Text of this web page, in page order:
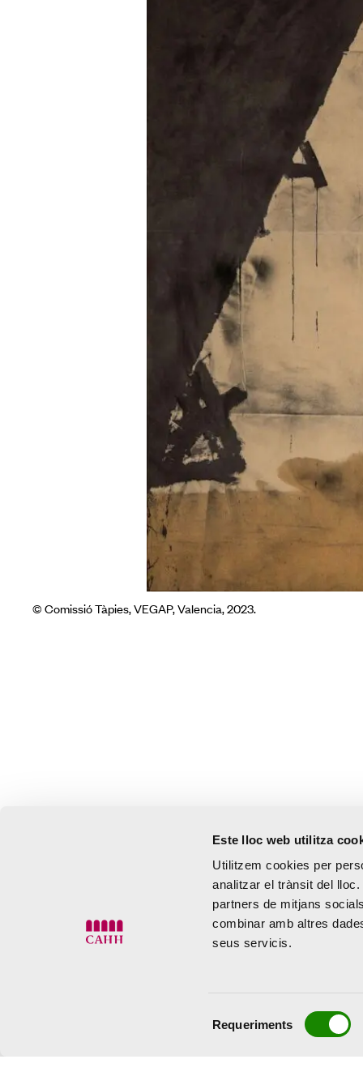
Este lloc web utilitza
Utilitzem cookies per
analitzar el trànsit del
partners de mitjans
combinar amb altres
seus servicis.
de
Requeriments
© Comissió Tàpies, VEGAP, Valencia, 2023.